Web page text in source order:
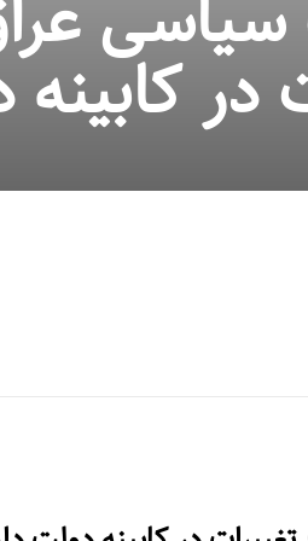
سیاسی
در